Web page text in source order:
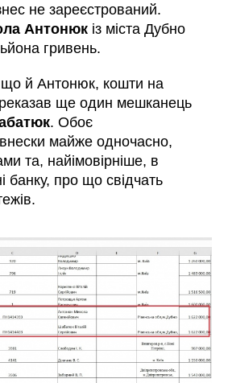
не зареєстрований.
Антонюк із міста Дубно
гривень.
й Антонюк, кошти на
ще один мешканець
. Обоє
майже одночасно,
та, найімовірніше, в
банку, про що свідчать